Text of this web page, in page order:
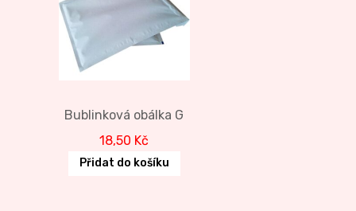
Bublinková obálka G
18,50 Kč
Přidat do košíku